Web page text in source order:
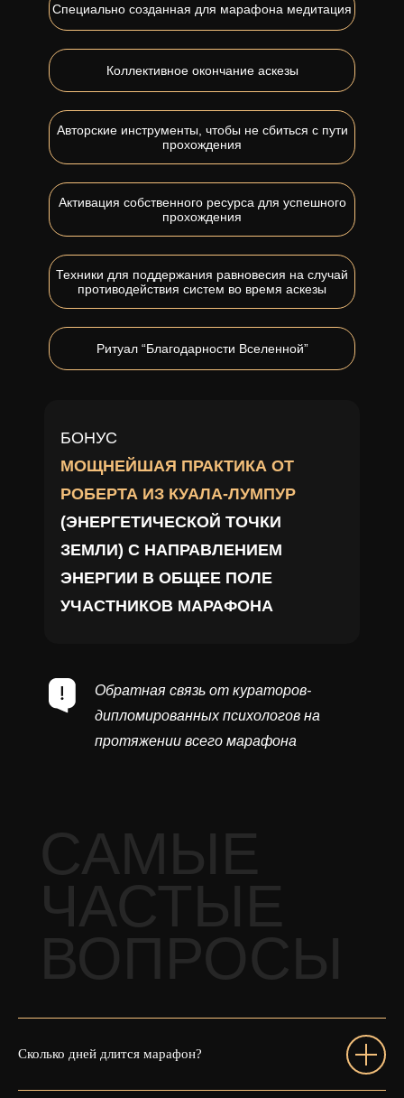
Специально созданная для марафона медитация
Коллективное окончание аскезы
Авторские инструменты, чтобы не сбиться с пути
прохождения
Активация собственного ресурса для успешного
прохождения
Техники для поддержания равновесия на случай
противодействия систем во время аскезы
Ритуал “Благодарности Вселенной”
БОНУС
МОЩНЕЙШАЯ ПРАКТИКА ОТ
РОБЕРТА ИЗ КУАЛА-ЛУМПУР
(ЭНЕРГЕТИЧЕСКОЙ ТОЧКИ
ЗЕМЛИ) С НАПРАВЛЕНИЕМ
ЭНЕРГИИ В ОБЩЕЕ ПОЛЕ
УЧАСТНИКОВ МАРАФОНА
Обратная связь от кураторов-
дипломированных психологов на
протяжении всего марафона
САМЫЕ
ЧАСТЫЕ
ВОПРОСЫ
Сколько дней длится марафон?